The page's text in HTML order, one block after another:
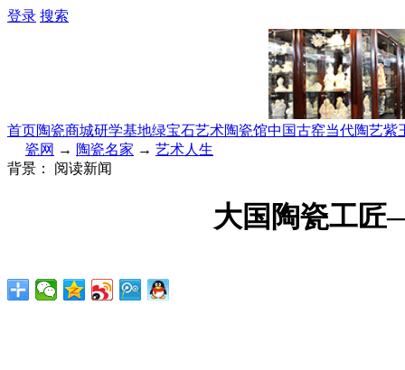
登录 搜索
首页陶瓷商城研学基地绿宝石艺术陶瓷馆中国古窑当代陶艺紫
瓷网 → 陶瓷名家 → 艺术人生
背景：
阅读新闻
大国陶瓷工